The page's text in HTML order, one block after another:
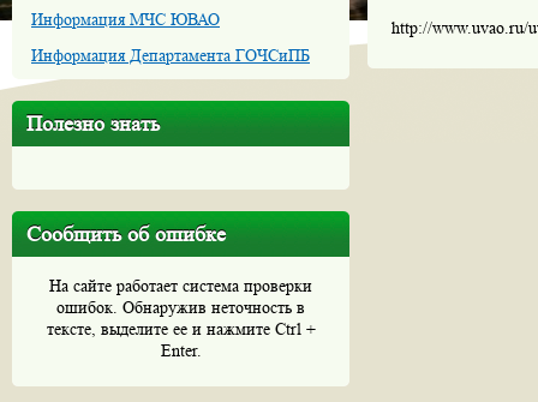
Информация МЧС ЮВАО
Информация Департамента ГОЧСиПБ
Полезно знать
Сообщить об ошибке
На сайте работает система проверки
ошибок. Обнаружив неточность в
тексте, выделите ее и нажмите Ctrl +
Enter.
http://www.uvao.ru/